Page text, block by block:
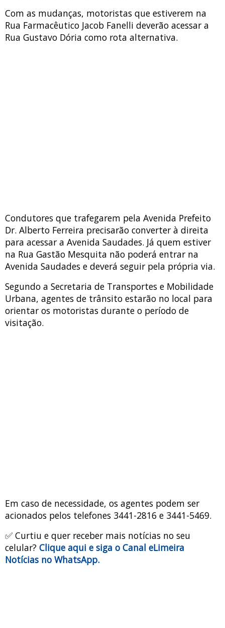
Com as mudanças, motoristas que estiverem na
Rua Farmacêutico Jacob Fanelli deverão acessar a
Rua Gustavo Dória como rota alternativa.
Condutores que trafegarem pela Avenida Prefeito
Dr. Alberto Ferreira precisarão converter à direita
para acessar a Avenida Saudades. Já quem estiver
na Rua Gastão Mesquita não poderá entrar na
Avenida Saudades e deverá seguir pela própria via.
Segundo a Secretaria de Transportes e Mobilidade
Urbana, agentes de trânsito estarão no local para
orientar os motoristas durante o período de
visitação.
Em caso de necessidade, os agentes podem ser
acionados pelos telefones 3441-2816 e 3441-5469.
✅ Curtiu e quer receber mais notícias no seu
celular? Clique aqui e siga o Canal eLimeira
Notícias no WhatsApp.